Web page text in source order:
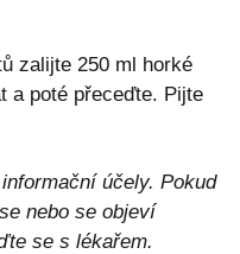
zalijte 250 ml horké
a poté přeceďte. Pijte
účely. Pokud
nebo se objeví
se s lékařem.